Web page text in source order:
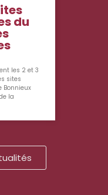
du
les 2 et 3
sites
Bonnieux
la